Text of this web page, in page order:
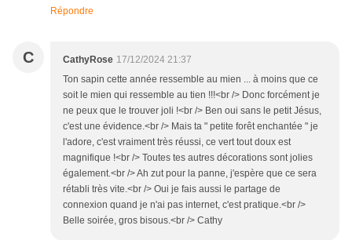
Répondre
C CathyRose 17/12/2024 21:37
Ton sapin cette année ressemble au mien ... à moins que ce
soit le mien qui ressemble au tien !!!<br /> Donc forcément je
ne peux que le trouver joli !<br /> Ben oui sans le petit Jésus,
c'est une évidence.<br /> Mais ta " petite forêt enchantée " je
l'adore, c'est vraiment très réussi, ce vert tout doux est
magnifique !<br /> Toutes tes autres décorations sont jolies
également.<br /> Ah zut pour la panne, j'espère que ce sera
rétabli très vite.<br /> Oui je fais aussi le partage de
connexion quand je n'ai pas internet, c'est pratique.<br />
Belle soirée, gros bisous.<br /> Cathy